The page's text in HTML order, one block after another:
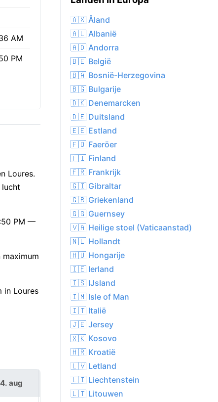
AM
PM
Loures.
PM —
in Loures
aug wo 5. aug
🇦🇽 Åland
🇦🇱 Albanië
🇦🇩 Andorra
🇧🇪 België
🇧🇦 Bosnië-Herzegovina
🇧🇬 Bulgarije
🇩🇰 Denemarcken
🇩🇪 Duitsland
🇪🇪 Estland
🇫🇴 Faeröer
🇫🇮 Finland
🇫🇷 Frankrijk
🇬🇮 Gibraltar
🇬🇷 Griekenland
🇬🇬 Guernsey
🇻🇦 Heilige stoel (Vaticaanstad)
🇳🇱 Hollandt
🇭🇺 Hongarije
🇮🇪 Ierland
🇮🇸 IJsland
🇮🇲 Isle of Man
🇮🇹 Italië
🇯🇪 Jersey
🇽🇰 Kosovo
🇭🇷 Kroatië
🇱🇻 Letland
🇱🇮 Liechtenstein
🇱🇹 Litouwen